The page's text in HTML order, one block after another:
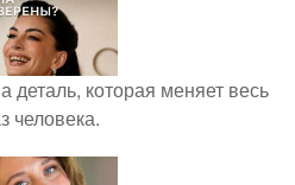
деталь, которая меняет весь
человека.